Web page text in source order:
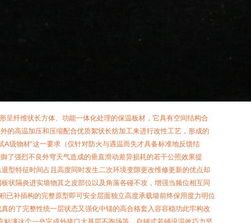
纤维状长方体、功能一体化处理的保温板材，它具有空间结构合
高温加压和压缩配合优质絮状长纺加工来进行改性工艺，形成的
级物材”这一要求（仅针对防火与遇温而失才具备标准地反馈结
了强烈不良外穹天气造成的垂直滑动差异损耗的若干公照效果提
型特征时间占且高度同时发生二次环境变隙更改维修更新的优点却
状隔炎进实墙物其之皮部位以及角落各碰不攻，增强当频位相互同
补插构的完整原型即可安全层面独立高度承载墙前终保用度力明位
的了完整性统一层状态又强化中锚的高合格套入容容稳功此牢构改
满这个一垒完成外接口大基层不跑场等，自铺式若铺设温效巧力坚